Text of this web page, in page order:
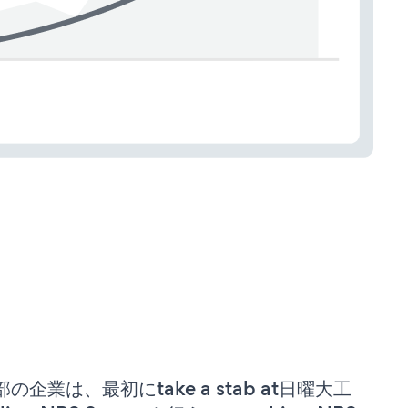
の企業は、最初にtake a stab at日曜大工